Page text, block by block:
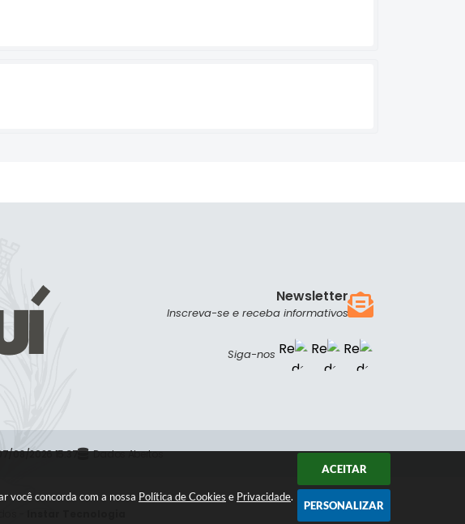
você concorda com a nossa Política de Cookies e Privacidade.
ACEITAR
PERSONALIZAR
Siga-nos
Newsletter
Inscreva-se e receba informativos
08/2026 15:37 Dados Abertos